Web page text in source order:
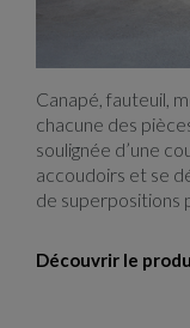
Underline
Canapé, fauteuil,
chacune des
soulignée d’une
accoudoirs et se
de superpositions
Découvrir le